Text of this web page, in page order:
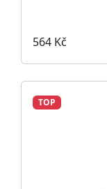
564 Kč
TOP